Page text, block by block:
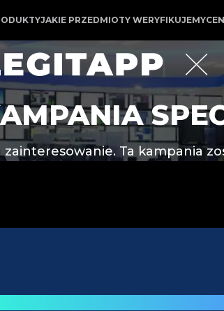
czołowych japońskich aukcjach
JAKIE PRZEDMIOTY WERYFIKUJEMY
zainteresowanie. Ta kampania